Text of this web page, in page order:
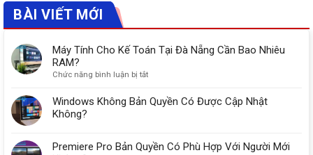
BÀI VIẾT MỚI
Máy Tính Cho Kế Toán Tại Đà Nẵng Cần Bao Nhiêu
RAM?
Chức năng bình luận bị tắtở
Tính
Cho
Tại
Windows Không Bản Quyền Có Được Cập Nhật
Không?
Premiere Pro Bản Quyền Có Phù Hợp Với Người Mới